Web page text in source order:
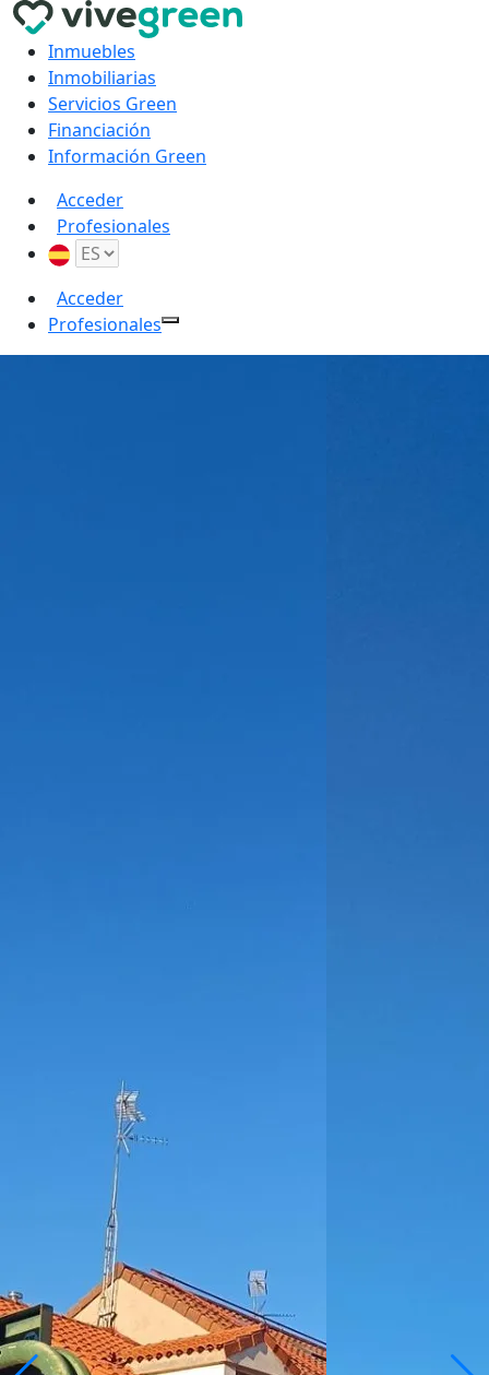
Inmuebles
Inmobiliarias
Servicios Green
Financiación
Información Green
Acceder
Profesionales
Acceder
Profesionales